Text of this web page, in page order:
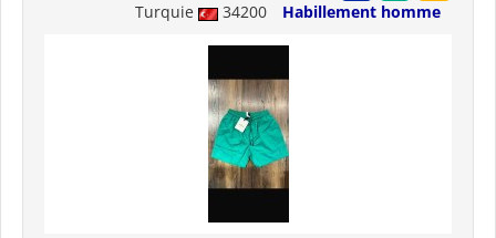
Turquie 34200 Habillement homme